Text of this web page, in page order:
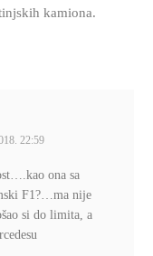
kamiona.
22:59
ona sa
F1?…ma nije
si do limita, a